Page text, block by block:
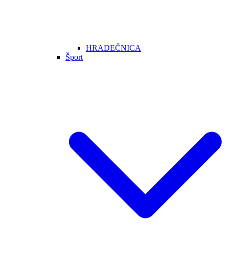
HRADEČNICA
Šport